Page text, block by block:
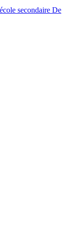
secondaire De